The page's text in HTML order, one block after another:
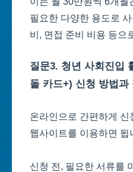
필요한 다양한 용도로
비, 면접 준비 비용 등으
질문3. 청년 사회진입
돌 카드+) 신청 방법
온라인으로 간편하게
웹사이트를 이용하면 됩
신청 전, 필요한 서류를